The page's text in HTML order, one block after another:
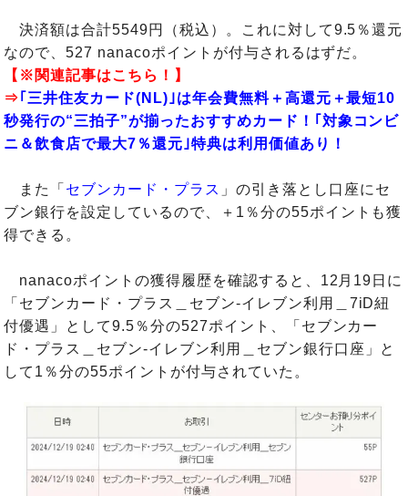
決済額は合計5549円（税込）。これに対して9.5％還元
なので、527 nanacoポイントが付与されるはずだ。
【※関連記事はこちら！】
⇒｢三井住友カード(NL)｣は年会費無料＋高還元＋最短10
秒発行の“三拍子”が揃ったおすすめカード！｢対象コンビ
ニ＆飲食店で最大7％還元｣特典は利用価値あり！
また「 セブンカード・プラス 」の引き落とし口座にセ
ブン銀行を設定しているので、＋1％分の55ポイントも獲
得できる。
nanacoポイントの獲得履歴を確認すると、12月19日に
「セブンカード・プラス＿セブン-イレブン利用＿7iD紐
付優遇」として9.5％分の527ポイント、「セブンカー
ド・プラス＿セブン-イレブン利用＿セブン銀行口座」と
して1％分の55ポイントが付与されていた。